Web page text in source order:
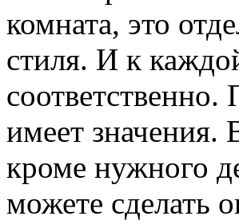
комната, это
стиля. И к
соответственно.
имеет значения.
кроме нужного
можете сделать